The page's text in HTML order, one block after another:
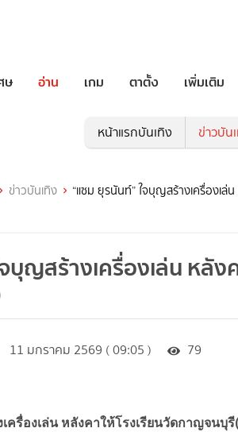
ษ อ่าน เกม ตาตั้ง เพิ่มเติม
หน้าแรกบันเทิง ข่าวบัน
ข่าวบันเทิง “แซม ยุรนันท์” ใจบุญสร้างเครื่องเล่
บุญสร้างเครื่องเล่น หลัง
11 มกราคม 2569 ( 09:05 ) 79
ครื่องเล่น หลังคาให้โรงเรียนวัดกาญจนบุรี